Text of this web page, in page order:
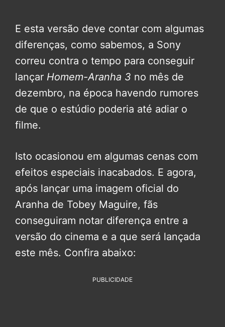
E esta versão deve contar com algumas
diferenças, como sabemos, a Sony
correu contra o tempo para conseguir
lançar Homem-Aranha 3 no mês de
dezembro, na época havendo rumores
de que o estúdio poderia até adiar o
filme.
Isto ocasionou em algumas cenas com
efeitos especiais inacabados. E agora,
após lançar uma imagem oficial do
Aranha de Tobey Maguire, fãs
conseguiram notar diferença entre a
versão do cinema e a que será lançada
este mês. Confira abaixo:
PUBLICIDADE